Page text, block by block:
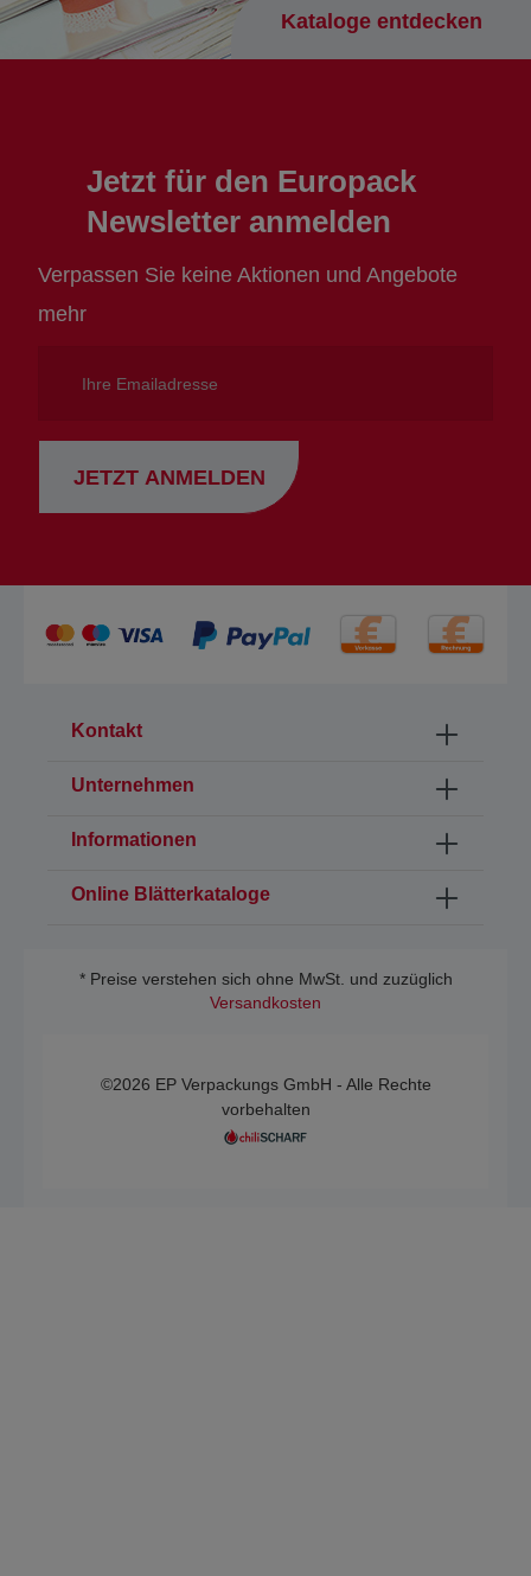
Kataloge entdecken
Jetzt für den Europack
Newsletter anmelden
Verpassen Sie keine Aktionen und Angebote
mehr
Emailadresse
JETZT ANMELDEN
Kontakt
Unternehmen
Informationen
Online Blätterkataloge
* Preise verstehen sich ohne MwSt. und zuzüglich
Versandkosten
©2026 EP Verpackungs GmbH - Alle Rechte
vorbehalten